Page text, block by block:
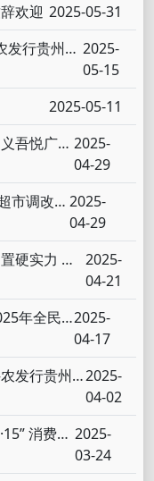
欢迎 2025-05-31
筑牢安全防线 守护金融平安 ——农发行贵州分行播州区支行开展2025年度消防应急演练 2025-
05-15
2025-05-11
解锁品质生活新体验，永辉超市遵义吾悦广场店“学习胖东来”调改开业 2025-
04-29
遵义主城区首家“学习胖东来”永辉超市调改店将于4月29日亮相 2025-
04-29
筑牢金融安全防火墙，提升应急处置硬实力 ——农发行贵州分行仁怀市支行开展全员消防安全培训演练
2025-
04-21
农发行贵州分行仁怀市支行开展2025年全民国家安全教育日宣传活动2025-
04-17
探寻历史足迹，坚定文化自信——农发行贵州分行播州区支行党支部与绥阳县支行党支部联合开展主题党日活动2025-
04-02
农发行贵州分行播州区支行开展“3·15” 消费者权益保护教育宣传周活动 2025-
03-24